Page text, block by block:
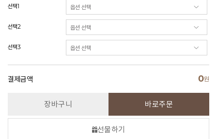
선택1
선택2
선택3
결제금액 0원
장바구니 바로주문
선물하기